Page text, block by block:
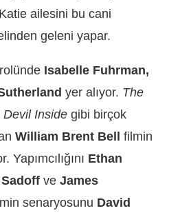
ailesini bu cani
geleni yapar.
Isabelle Fuhrman,
yer alıyor. The
Devil Inside gibi birçok
William Brent Bell
filmin
Ethan
ve James
senaryosunu David